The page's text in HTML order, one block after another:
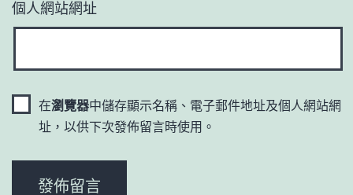
個人網站網址
在瀏覽器中儲存顯示名稱、電子郵件地址及個人網站網
址，以供下次發佈留言時使用。